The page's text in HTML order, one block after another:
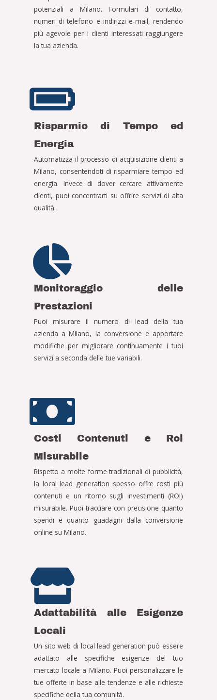
potenziali a Milano. Formulari di contatto,
numeri di telefono e indirizzi e-mail, rendendo
più agevole per i clienti interessati raggiungere
la tua azienda.
Risparmio di Tempo ed
Energia
Automatizza il processo di acquisizione clienti a
Milano, consentendoti di risparmiare tempo ed
energia. Invece di dover cercare attivamente
clienti, puoi concentrarti su offrire servizi di alta
qualità.
Monitoraggio delle
Prestazioni
Puoi misurare il numero di lead della tua
azienda a Milano, la conversione e apportare
modifiche per migliorare continuamente i tuoi
servizi a seconda delle tue variabili.
Costi Contenuti e Roi
Misurabile
Rispetto a molte forme tradizionali di pubblicità,
la local lead generation spesso offre costi più
contenuti e un ritorno sugli investimenti (ROI)
misurabile. Puoi tracciare con precisione quanto
spendi e quanto guadagni dalla conversione
online su Milano.
Adattabilità alle Esigenze
Locali
Un sito web di local lead generation può essere
adattato alle specifiche esigenze del tuo
mercato locale a Milano. Puoi personalizzare le
tue offerte in base alle tendenze e alle richieste
specifiche della tua comunità.